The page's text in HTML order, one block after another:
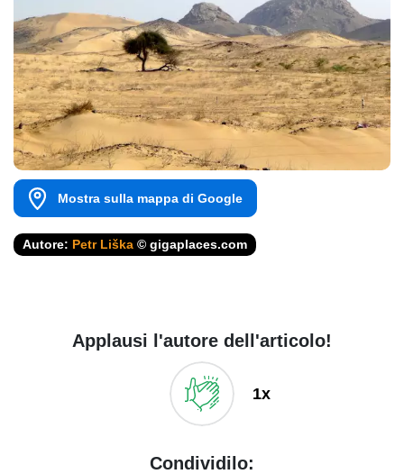
Mostra sulla mappa di Google
Autore: Petr Liška © gigaplaces.com
Applausi l'autore dell'articolo!
1x
Condividilo: